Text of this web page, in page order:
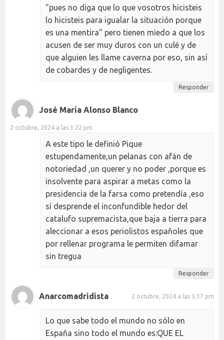
"pues no diga que lo que vosotros hicisteis
lo hicisteis para igualar la situación porque
es una mentira" pero tienen miedo a que los
acusen de ser muy duros con un culé y de
que alguien les llame caverna por eso, sin así
de cobardes y de negligentes.
Responder
José María Alonso Blanco
2 octubre, 2024 a las 3:22 pm
A este tipo le definió Pique
estupendamente,un pelanas con afán de
notoriedad ,un querer y no poder ,porque es
insolvente para aspirar a metas como la
presidencia de la farsa como pretendía ,eso
sí desprende el inconfundible hedor del
catalufo supremacista,que baja a tierra para
aleccionar a esos periolistos españoles que
por rellenar programa le permiten difamar
sin tregua
Responder
Anarcomadridista 2 octubre, 2024 a las 5:37 pm
Lo que sabe todo el mundo no sólo en
España sino todo el mundo es:QUE EL